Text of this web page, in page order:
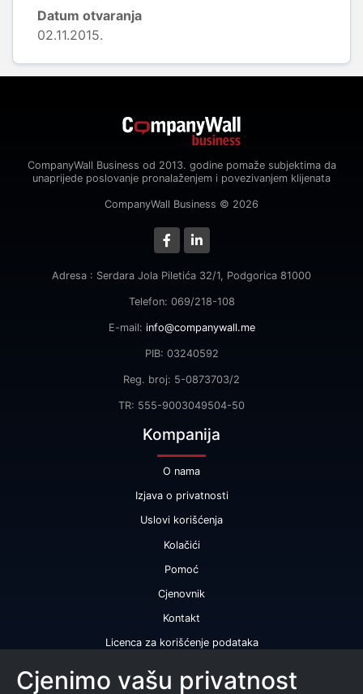
Datum otvaranja
02.11.2015.
CompanyWall Business od 2013. godine pomaže subjektima da
unaprijede poslovanje pronalaženjem i povezivanjem klijenata
CompanyWall Business © 2026
Adresa : Serdara Jola Piletića 32/1, Podgorica 81000
Telefon: 069/218-108
E-mail: info@companywall.me
PIB: 03240592
Reg. broj: 5-0873703/2
TR: 555-9003049504-50
Kompanija
O nama
Izjava o privatnosti
Uslovi korišćenja
Kolačići
Pomoć
Cjenovnik
Kontakt
Licenca za korišćenje podataka
Naše usluge
Cjenimo vašu privatnost